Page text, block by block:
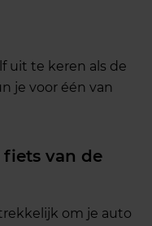
uit te keren als de
je voor één van
fiets van de
om je auto